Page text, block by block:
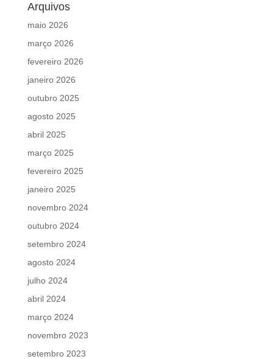
Arquivos
maio 2026
março 2026
fevereiro 2026
janeiro 2026
outubro 2025
agosto 2025
abril 2025
março 2025
fevereiro 2025
janeiro 2025
novembro 2024
outubro 2024
setembro 2024
agosto 2024
julho 2024
abril 2024
março 2024
novembro 2023
setembro 2023